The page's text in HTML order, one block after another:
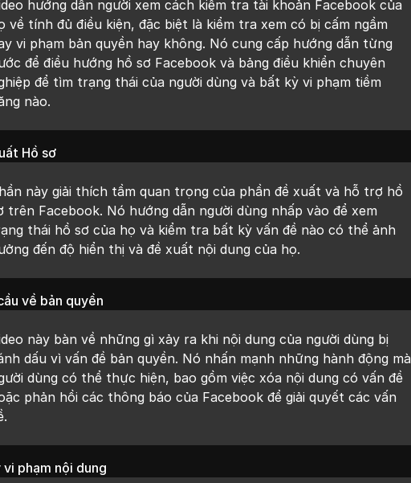
hướng dẫn người xem cách kiểm tra tài khoản Facebook của
về tính đủ điều kiện, đặc biệt là kiểm tra xem có bị cấm ngầm
vi phạm bản quyền hay không. Nó cung cấp hướng dẫn từng
để điều hướng hồ sơ Facebook và bảng điều khiển chuyên
để tìm trạng thái của người dùng và bất kỳ vi phạm tiềm
nào.
Hồ sơ
này giải thích tầm quan trọng của phần đề xuất và hỗ trợ hồ
trên Facebook. Nó hướng dẫn người dùng nhấp vào để xem
thái hồ sơ của họ và kiểm tra bất kỳ vấn đề nào có thể ảnh
đến độ hiển thị và đề xuất nội dung của họ.
về bản quyền
này bàn về những gì xảy ra khi nội dung của người dùng bị
dấu vì vấn đề bản quyền. Nó nhấn mạnh những hành động mà
dùng có thể thực hiện, bao gồm việc xóa nội dung có vấn đề
phản hồi các thông báo của Facebook để giải quyết các vấn
vi phạm nội dung